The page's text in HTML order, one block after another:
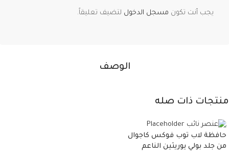
الوصف
يجب أنت تكون مسجل الدخول لتضيف تعليقاً.
منتجات ذات صله
حافظة لاب توب فوكس كاجوال
من جلد بولي يوريثين الناعم